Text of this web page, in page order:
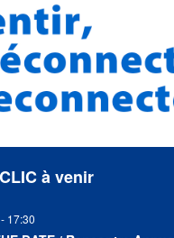
à venir
- 17:30